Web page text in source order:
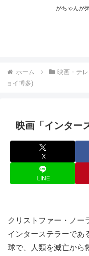
がちゃんが
ホーム 映画・テ
ョイ博多)
映画「インター
X
LINE
クリストファー・ノー
インターステラーであ
球で、人類を滅亡から